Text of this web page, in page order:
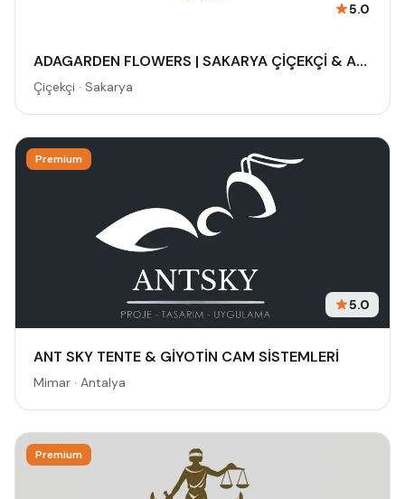
5.0
ADAGARDEN FLOWERS | SAKARYA ÇİÇEKÇİ & ADAPAZARI ÇİÇEKÇİ - BUKET - GELİN ÇİÇEĞİ - DÜĞÜN-NİŞAN - ORGANİZASYON - ONLINE SİPARİŞ
Çiçekçi · Sakarya
Premium
5.0
ANT SKY TENTE & GİYOTİN CAM SİSTEMLERİ
Mimar · Antalya
Premium